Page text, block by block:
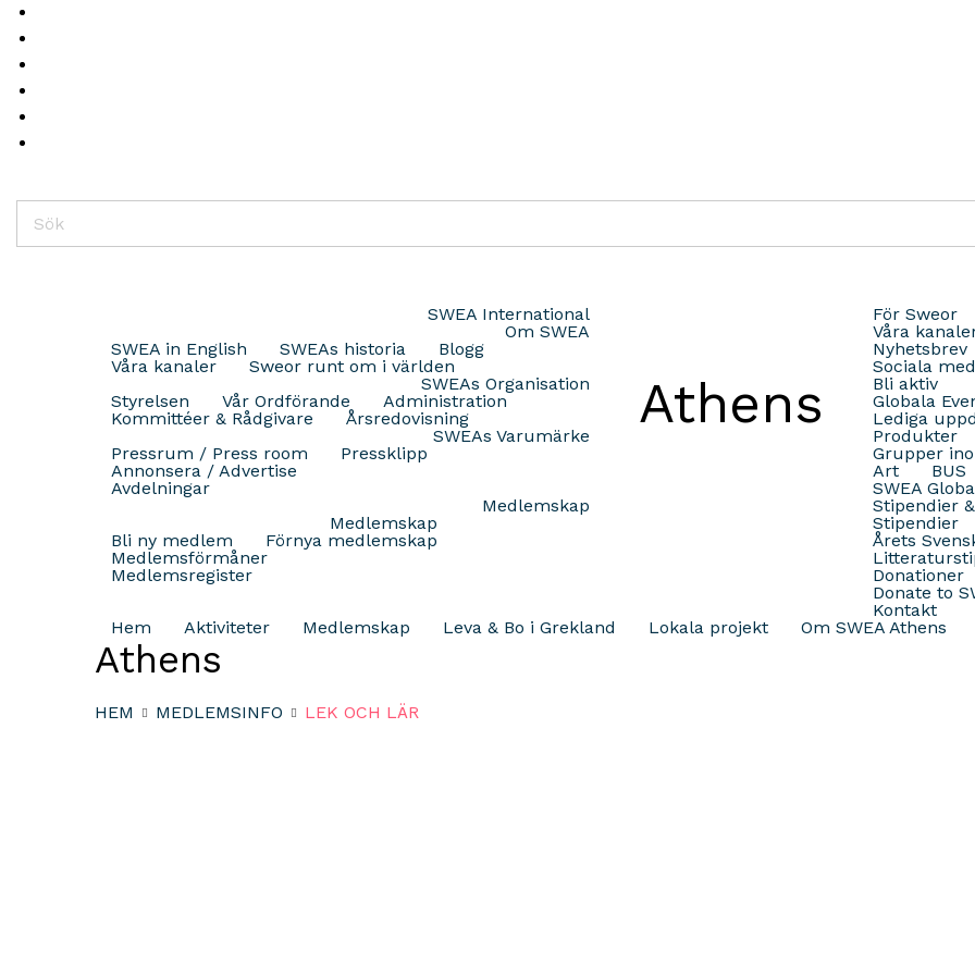
Athens
SWEA International
Om SWEA
SWEA in English
SWEAs historia
Blogg
Våra kanaler
Sweor runt om i världen
SWEAs Organisation
Styrelsen
Vår Ordförande
Administration
Kommittéer & Rådgivare
Årsredovisning
SWEAs Varumärke
Pressrum / Press room
Pressklipp
Annonsera / Advertise
Avdelningar
Medlemskap
Medlemskap
Bli ny medlem
Förnya medlemskap
Medlemsförmåner
Medlemsregister
För Sweor
Våra
Nyhetsbrev
Sociala
Bli aktiv
Globala
Lediga
Produkter
Grupper
Art
BUS
SWEA
Stipendier
Stipendier
Årets
Donationer
Donate to
Kontakt
Hem
Aktiviteter Medlemskap Leva & Bo i Grekland Lokala projekt Om SWEA Athens
Athens
HEM MEDLEMSINFO LEK OCH LÄR